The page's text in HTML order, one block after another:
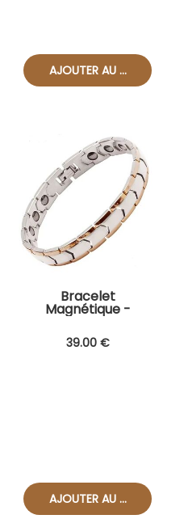
Bracelet
Magnétique -
NOUVEAU
39.00 €